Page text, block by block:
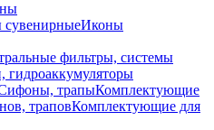
Иконы
фильтры, системы
гидроаккумуляторы
трапыКомплектующие
траповКомплектующие для